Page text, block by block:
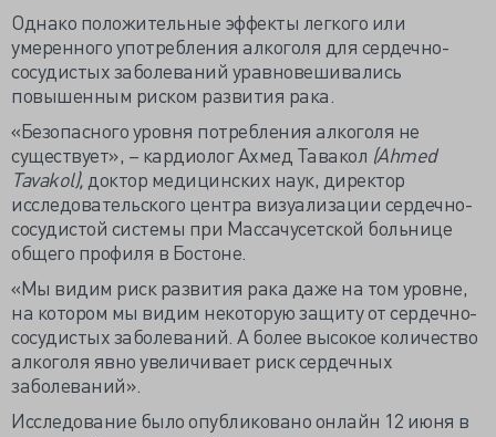
Однако положительные эффекты легкого или
умеренного употребления алкоголя для сердечно-
сосудистых заболеваний уравновешивались
повышенным риском развития рака.
«Безопасного уровня потребления алкоголя не
существует», – кардиолог Ахмед Тавакол (Ahmed
Tavakol), доктор медицинских наук, директор
исследовательского центра визуализации сердечно-
сосудистой системы при Массачусетской больнице
общего профиля в Бостоне.
«Мы видим риск развития рака даже на том уровне,
на котором мы видим некоторую защиту от сердечно-
сосудистых заболеваний. А более высокое количество
алкоголя явно увеличивает риск сердечных
заболеваний».
Исследование было опубликовано онлайн 12 июня в